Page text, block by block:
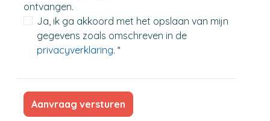
ontvangen.
Ja, ik ga akkoord met het opslaan van mijn
gegevens zoals omschreven in de
privacyverklaring. *